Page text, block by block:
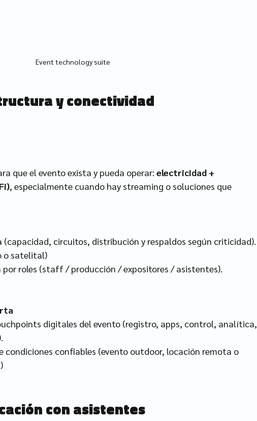
Event technology suite
y conectividad
que el evento exista y pueda operar: electricidad +
, especialmente cuando hay streaming o soluciones que
circuitos, distribución y respaldos según criticidad).
o satelital)
por roles (staff / producción / expositores / asistentes).
digitales del evento (registro, apps, control, analítica,
condiciones confiables (evento outdoor, locación remota o
con asistentes